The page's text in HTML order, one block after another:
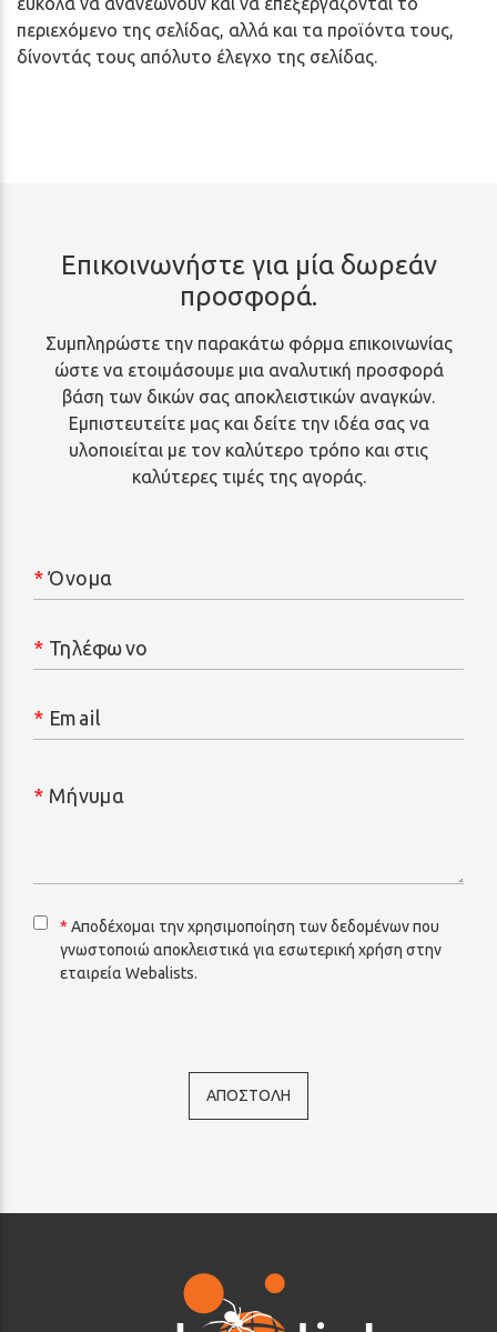
περιεχόμενο της σελίδας, αλλά και τα προϊόντα τους,
δίνοντάς τους απόλυτο έλεγχο της σελίδας.
Επικοινωνήστε για μία δωρεάν
προσφορά.
Συμπληρώστε την παρακάτω φόρμα επικοινωνίας
ώστε να ετοιμάσουμε μια αναλυτική προσφορά
βάση των δικών σας αποκλειστικών αναγκών.
Εμπιστευτείτε μας και δείτε την ιδέα σας να
υλοποιείται με τον καλύτερο τρόπο και στις
καλύτερες τιμές της αγοράς.
* Όνομα
* Τηλέφωνο
* Email
* Μήνυμα
* Αποδέχομαι την χρησιμοποίηση των δεδομένων που
γνωστοποιώ αποκλειστικά για εσωτερική χρήση στην
εταιρεία Webalists.
ΑΠΟΣΤΟΛΗ